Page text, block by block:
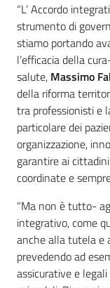
“L’ Accordo
strumento di
stiamo portando
l’efficacia della
salute, Massimo
della riforma
tra professionisti e
particolare dei
organizzazione,
garantire ai
coordinate e
“Ma non è tutto-
integrativo, come
anche alla tutela e
prevedendo ad
assicurative e